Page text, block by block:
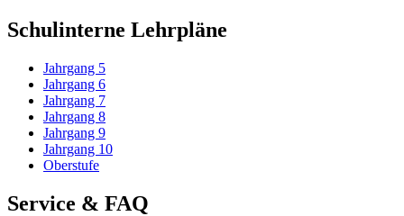
Schulinterne Lehrpläne
Jahrgang 5
Jahrgang 6
Jahrgang 7
Jahrgang 8
Jahrgang 9
Jahrgang 10
Oberstufe
Service & FAQ